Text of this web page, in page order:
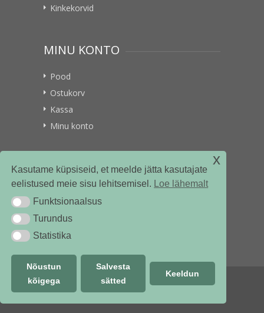
Kasutame küpsiseid, et meelde jätta kasutajate
eelistused meie sisu lehitsemisel. Loe lähemalt
Funktsionaalsus
Funktsionaalsus
TurundusTurundus
StatistikaStatistika
Nõustun
kõigega
Salvesta
sätted
Keeldun
x
Kinkekorvid
MINU KONTO
Pood
Ostukorv
Kassa
Minu konto
VITAMIINIKULLER.EE
© vitamiinikuller.ee 2018